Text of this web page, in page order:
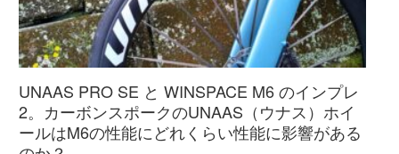
UNAAS PRO SE と WINSPACE M6 のインプレ
2。カーボンスポークのUNAAS（ウナス）ホイ
ールはM6の性能にどれくらい性能に影響がある